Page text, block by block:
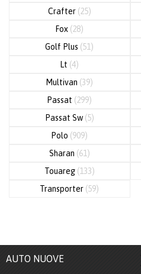
Crafter (25)
Fox (28)
Golf Plus (51)
Lt (4)
Multivan (39)
Passat (299)
Passat Sw (5)
Polo (909)
Sharan (61)
Touareg (133)
Transporter (59)
AUTO NUOVE